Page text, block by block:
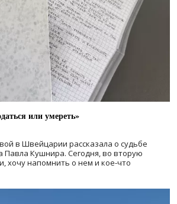
или умереть»
в Швейцарии рассказала о судьбе
Павла Кушнира. Сегодня, во вторую
хочу напомнить о нем и кое-что